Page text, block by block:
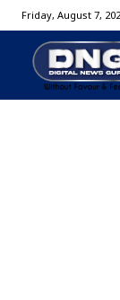
Friday, August 7,